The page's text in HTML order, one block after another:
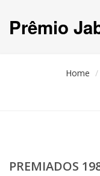
Prêmio
Home
PREMIADOS